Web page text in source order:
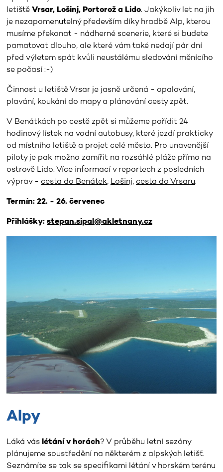
letiště Vrsar, Lošinj, Portorož a Lido. Jakýkoliv let na jih
je nezapomenutelný především díky hradbě Alp, kterou
musíme překonat - nádherné scenerie, které si budete
pamatovat dlouho, ale které vám také nedají pár dní
před výletem spát kvůli neustálému sledování měnícího
se počasí :-)
Činnost u letiště Vrsar je jasně určená - opalování,
plavání, koukání do mapy a plánování cesty zpět.
V Benátkách po cestě zpět si můžeme pořídit 24
hodinový lístek na vodní autobusy, které jezdí prakticky
od místního letiště a projet celé město. Pro unavenější
piloty je pak možno zamířit na rozsáhlé pláže přímo na
ostrově Lido. Více informací v reportech z posledních
výprav - cesta do Benátek, Lošinj, cesta do Vrsaru.
Termín: 22. - 26. červenec
Přihlášky: stepan.sipal@akletnany.cz
Alpy
Láká vás létání v horách? V průběhu letní sezóny
plánujeme soustředění na některém z alpských letišť.
Seznámíte se tak se specifikami létání v horském terénu